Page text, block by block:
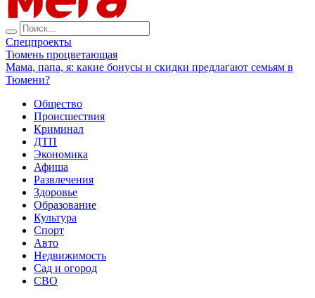
Спецпроекты
Тюмень процветающая
Мама, папа, я: какие бонусы и скидки предлагают семьям в
Тюмени?
Общество
Происшествия
Криминал
ДТП
Экономика
Афиша
Развлечения
Здоровье
Образование
Культура
Спорт
Авто
Недвижимость
Сад и огород
СВО